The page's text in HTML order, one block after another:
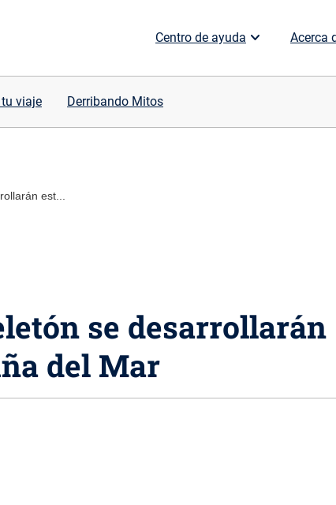
Centro de ayuda Acerca
viaje Derribando Mitos
est...
se desarrollarán
del Mar